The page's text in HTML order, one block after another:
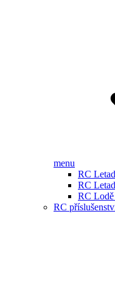
menu
RC
RC
RC
RC